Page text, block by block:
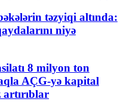
təzyiqi altında:
niyə
8 milyon ton
AÇG-yə kapital
artırıblar